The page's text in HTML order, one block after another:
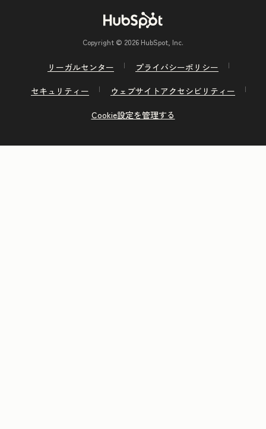
Copyright © 2026 HubSpot, Inc.
リーガルセンター
プライバシーポリシー
セキュリティー
ウェブサイトアクセシビリティー
Cookie設定を管理する